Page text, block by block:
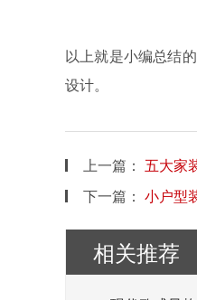
以上就是小编总结
设计。
上一篇： 五大家
下一篇： 小户型
相关推荐